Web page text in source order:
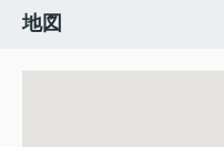
地図